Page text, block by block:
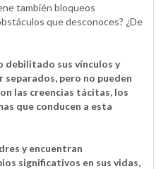
también bloqueos
que desconoces? ¿De
debilitado sus vínculos y
separados, pero no pueden
las creencias tácitas, los
que conducen a esta
y encuentran
significativos en sus vidas,